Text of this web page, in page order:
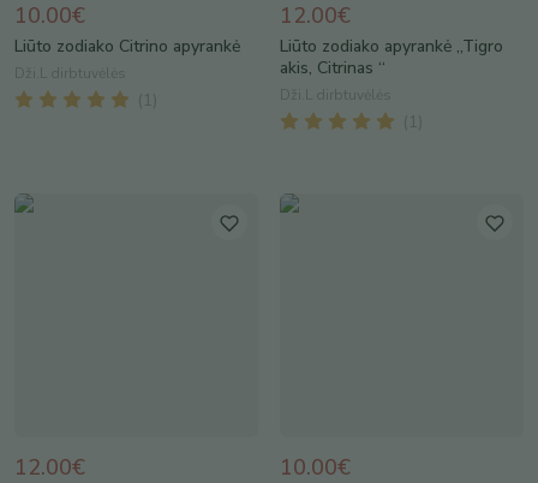
10.00€
Liūto zodiako Citrino apyrankė
Dži.L dirbtuvėlės
( 1
12.00€
Liūto zodiako apyrankė „Tigro
akis, Citrinas “
Dži.L dirbtuvėlės
( 1
12.00€ 10.00€